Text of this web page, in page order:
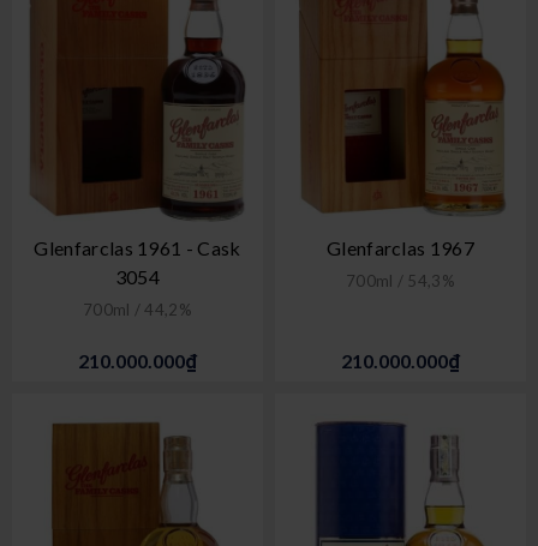
Glenfarclas 1961 - Cask
3054
700ml / 44,2%
210.000.000₫
Glenfarclas 1967
700ml / 54,3%
210.000.000₫